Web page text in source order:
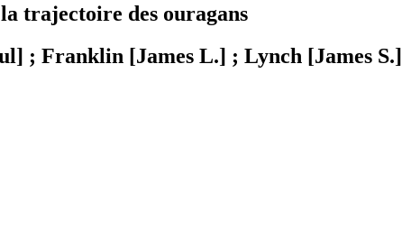
trajectoire des ouragans
; Franklin [James L.] ; Lynch [James S.]